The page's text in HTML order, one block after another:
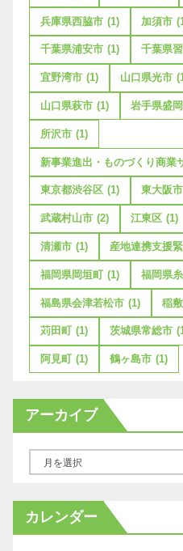
兵庫県西脇市 (1) 加須市
千葉県浦安市 (1) 千葉県
宜野湾市 (1) 山口県光市
山口県萩市 (1) 岩手県盛
所沢市 (1)
新事業進出・ものづくり商業
東京都渋谷区 (1) 東大阪市
武蔵村山市 (2) 江東区 (1)
清瀬市 (1) 産地連携支援
福岡県岡垣町 (1) 福岡県
福島県会津若松市 (1) 稲
苅田町 (1) 茨城県常総市
阿見町 (1) 鶴ヶ島市 (1)
アーカイブ
カ
イ
カレンダー